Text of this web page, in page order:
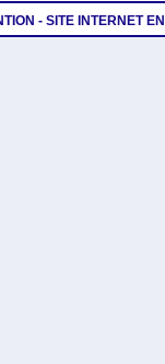
- SITE INTERNET